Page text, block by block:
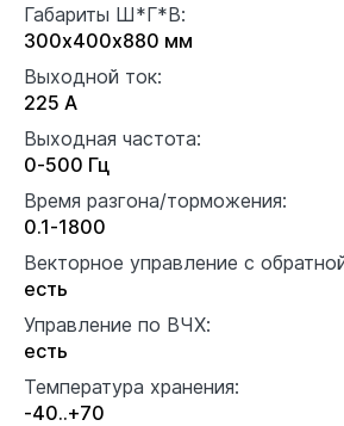
Габариты Ш*Г*В:
300x400x880 мм
Выходной ток:
225 А
Выходная частота:
0-500 Гц
Время разгона/торможения:
0.1-1800
Векторное управление с
есть
Управление по ВЧХ:
есть
Температура хранения:
-40..+70